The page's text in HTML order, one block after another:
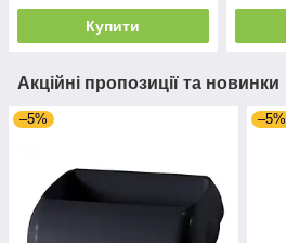
Купити
Акційні пропозиції та новинки
–5% –5%